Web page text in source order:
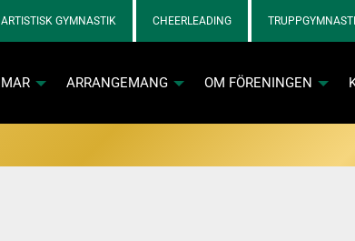
ARTISTISK GYMNASTIK CHEERLEADING
ARRANGEMANG OM FÖRENINGEN